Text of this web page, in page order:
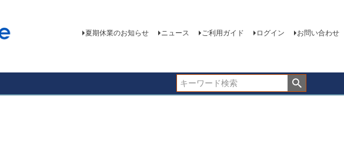
夏期休業のお知らせ ニュース ご利用ガイド ログイン お問い合わせ